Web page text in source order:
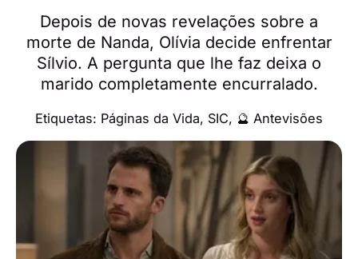
Depois de novas revelações sobre a
morte de Nanda, Olívia decide enfrentar
Sílvio. A pergunta que lhe faz deixa o
marido completamente encurralado.
Etiquetas: Páginas da Vida, SIC, 🔮 Antevisões